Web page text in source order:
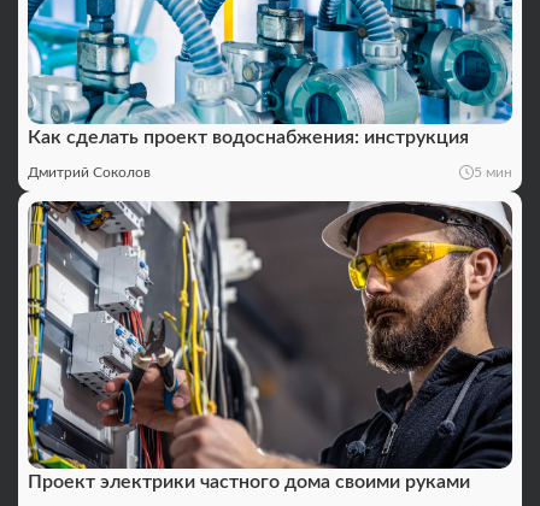
Как сделать проект водоснабжения: инструкция
Дмитрий Соколов 5 мин
Проект электрики частного дома своими руками